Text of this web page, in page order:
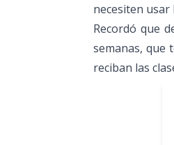
necesiten usar
Recordó que
semanas, que
reciban las